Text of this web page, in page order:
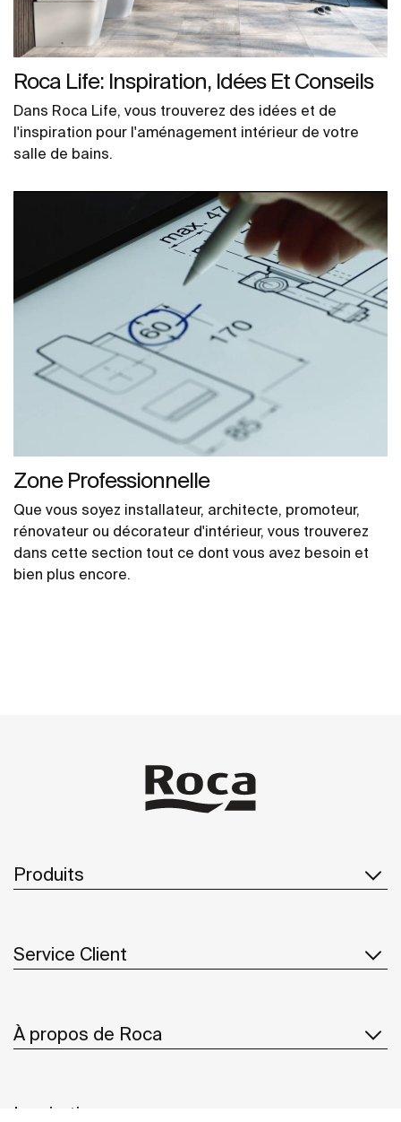
Roca Life: Inspiration, Idées Et Conseils
Dans Roca Life, vous trouverez des idées et de
l'inspiration pour l'aménagement intérieur de votre
salle de bains.
Zone Professionnelle
Que vous soyez installateur, architecte, promoteur,
rénovateur ou décorateur d'intérieur, vous trouverez
dans cette section tout ce dont vous avez besoin et
bien plus encore.
Produits
Service Client
À propos de Roca
Inspiration